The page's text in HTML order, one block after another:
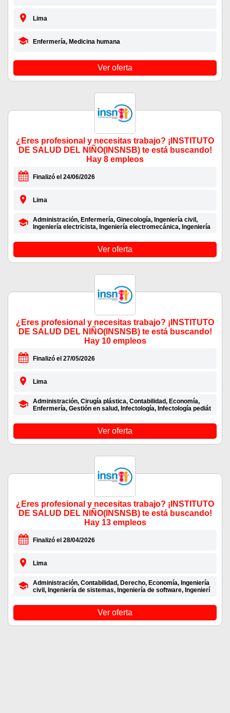
Lima
Enfermería, Medicina humana
Ver oferta
¿Eres profesional y necesitas trabajo? ¡INSTITUTO
DE SALUD DEL NIÑO(INSNSB) te está buscando!
Hay 8 empleos
Finalizó el 24/06/2026
Lima
Administración, Enfermería, Ginecología, Ingeniería civil,
Ingeniería electricista, Ingeniería electromecánica, Ingeniería
Ver oferta
¿Eres profesional y necesitas trabajo? ¡INSTITUTO
DE SALUD DEL NIÑO(INSNSB) te está buscando!
Hay 10 empleos
Finalizó el 27/05/2026
Lima
Administración, Cirugía plástica, Contabilidad, Economía,
Enfermería, Gestión en salud, Infectología, Infectología pediát
Ver oferta
¿Eres profesional y necesitas trabajo? ¡INSTITUTO
DE SALUD DEL NIÑO(INSNSB) te está buscando!
Hay 13 empleos
Finalizó el 28/04/2026
Lima
Administración, Contabilidad, Derecho, Economía, Ingeniería
civil, Ingeniería de sistemas, Ingeniería de software, Ingenierí
Ver oferta